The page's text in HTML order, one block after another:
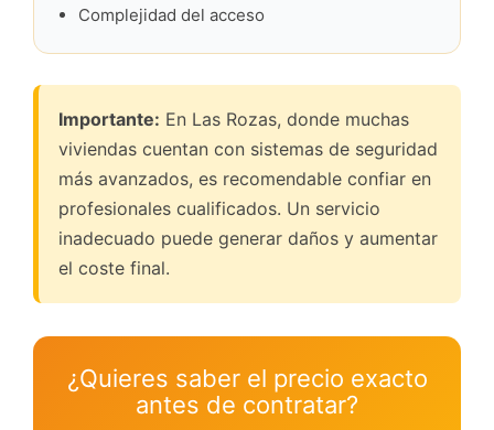
Complejidad del acceso
Importante: En Las Rozas, donde muchas
viviendas cuentan con sistemas de seguridad
más avanzados, es recomendable confiar en
profesionales cualificados. Un servicio
inadecuado puede generar daños y aumentar
el coste final.
¿Quieres saber el precio exacto
antes de contratar?